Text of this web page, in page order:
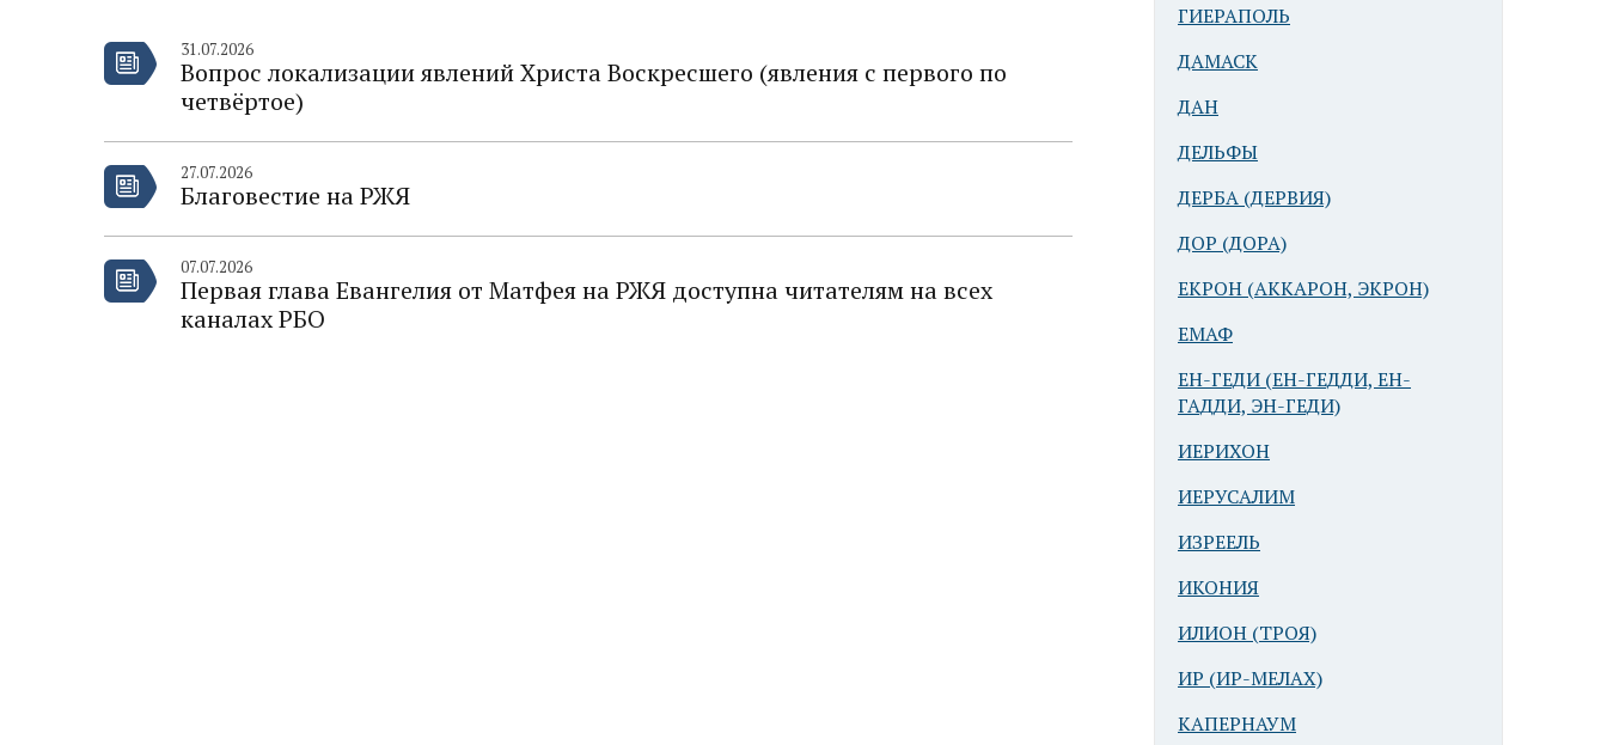
31.07.2026
Вопрос локализации явлений Христа Воскресшего (явления с первого по
четвёртое)
27.07.2026
Благовестие на РЖЯ
07.07.2026
Первая глава Евангелия от Матфея на РЖЯ доступна читателям на всех
каналах РБО
ГИЕРАПОЛЬ
ДАМАСК
ДАН
ДЕЛЬФЫ
ДЕРБА (ДЕРВИЯ)
ДОР (ДОРА)
ЕКРОН (АККАРОН, ЭКРОН)
ЕМАФ
ЕН-ГЕДИ (ЕН-ГЕДДИ, ЕН-
ГАДДИ, ЭН-ГЕДИ)
ИЕРИХОН
ИЕРУСАЛИМ
ИЗРЕЕЛЬ
ИКОНИЯ
ИЛИОН (ТРОЯ)
ИР (ИР-МЕЛАХ)
КАПЕРНАУМ